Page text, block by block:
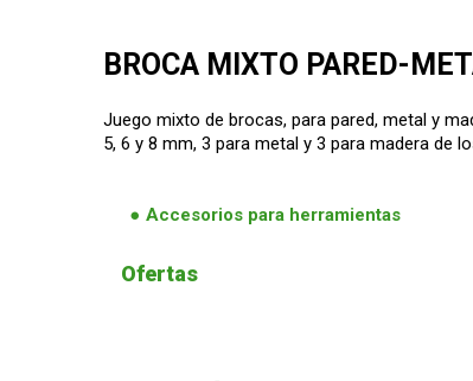
BROCA MIXTO PARED-
Juego mixto de brocas, para pared, metal y
5, 6 y 8 mm, 3 para metal y 3 para madera de
Accesorios para herramientas
Ofertas